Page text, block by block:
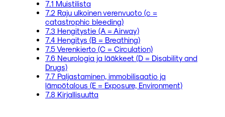
KIRJAUDU
7.1 Muistilista
7.2 Raju ulkoinen verenvuoto (c =
catastrophic bleeding)
7.3 Hengitystie (A = Airway)
7.4 Hengitys (B = Breathing)
7.5 Verenkierto (C = Circulation)
7.6 Neurologia ja lääkkeet (D = Disability and
Drugs)
7.7 Paljastaminen, immobilisaatio ja
lämpötalous (E = Exposure, Environment)
7.8 Kirjallisuutta